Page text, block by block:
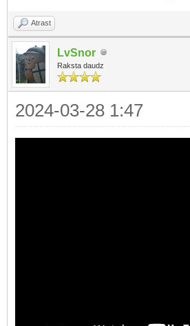
Atrast
LvSnor
Raksta daudz
2024-03-28 1:47